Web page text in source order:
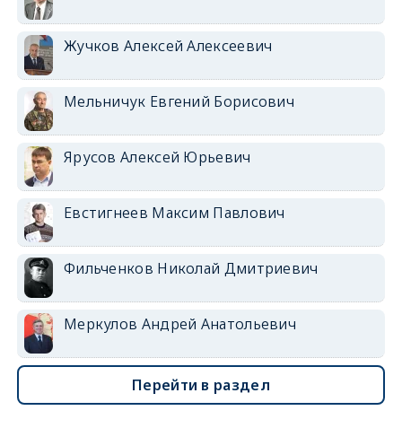
Жучков Алексей Алексеевич
Мельничук Евгений Борисович
Ярусов Алексей Юрьевич
Евстигнеев Максим Павлович
Фильченков Николай Дмитриевич
Меркулов Андрей Анатольевич
Перейти в раздел